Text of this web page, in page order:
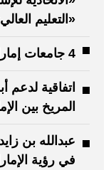
«التعليم
4 جامعات إماراتية ضمن أفضل 100 في آسيا 2026
اتفاقية
المريخ بين
عبدالله بن
في رؤية